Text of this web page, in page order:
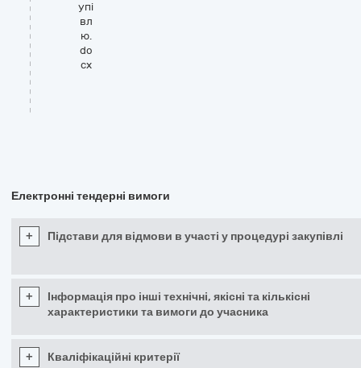
упі
вл
ю.
do
cx
Електронні тендерні вимоги
+ Підстави для відмови в участі у процедурі закупівлі
+
Інформація про інші технічні, якісні та кількісні
характеристики та вимоги до учасника
+ Кваліфікаційні критерії